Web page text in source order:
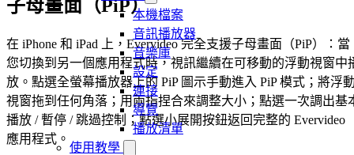
本機檔案
音訊播放器
音樂庫
設定
連接
導覽
播放清單
使用教學
子母畫面（PiP）
在 iPhone 和 iPad 上，Evervideo 完全支援子母畫面（PiP）：當
您切換到另一個應用程式時，視訊繼續在可移動的浮動視窗中
放。點選全螢幕播放器上的 PiP 圖示手動進入 PiP 模式；將浮
視窗拖到任何角落；用兩指捏合來調整大小；點選一次調出基
播放 / 暫停 / 跳過控制；點選小展開按鈕返回完整的 Evervideo
應用程式。